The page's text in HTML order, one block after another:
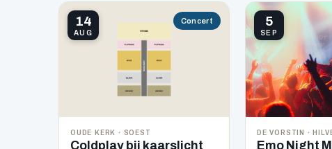
14
AUG
Concert
OUDE KERK · SOEST
Coldplay bij kaarslicht
5
SEP
DE VORSTIN ·
Emo Night